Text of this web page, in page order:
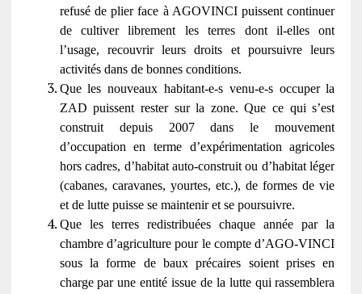
refusé de plier face à AGOVINCI puissent continuer
de cultiver librement les terres dont il-elles ont
l’usage, recouvrir leurs droits et poursuivre leurs
activités dans de bonnes conditions.
Que les nouveaux habitant-e-s venu-e-s occuper la
ZAD puissent rester sur la zone. Que ce qui s’est
construit depuis 2007 dans le mouvement
d’occupation en terme d’expérimentation agricoles
hors cadres, d’habitat auto-construit ou d’habitat léger
(cabanes, caravanes, yourtes, etc.), de formes de vie
et de lutte puisse se maintenir et se poursuivre.
Que les terres redistribuées chaque année par la
chambre d’agriculture pour le compte d’AGO-VINCI
sous la forme de baux précaires soient prises en
charge par une entité issue de la lutte qui rassemblera